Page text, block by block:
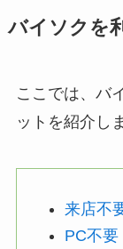
バイソクを
ここでは、バ
ットを紹介し
来店不
PC不要